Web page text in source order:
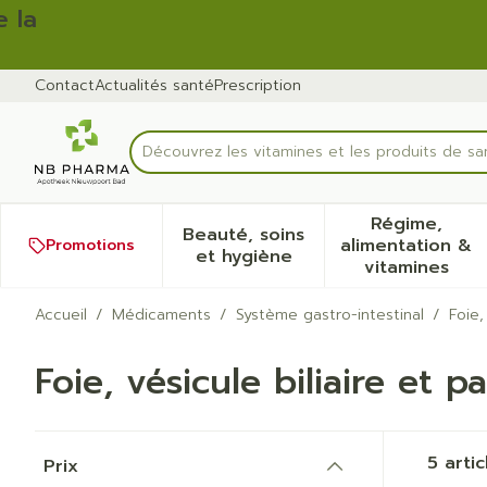
Aller au contenu
Diapositive 2 de 2
ContactActualités santéPrescription
Rechercher
Découvrez les vitamines et les produits de
Promotions
Beauté, soins
et hygièneAfficher le sous-menu
Régime,
alimentation &
vitamines
Afficher
Accueil / Médicaments / Système gastro-intestinal /
Foie, vésicule biliaire et
Prix
5